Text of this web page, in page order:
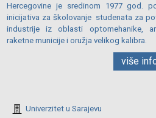
Hercegovine je sredinom 1977 god.
inicijativa za školovanje studenata za
industrije iz oblasti optomehanike,
raketne municije i oružja velikog kalibra.
više
Univerzitet u Sarajevu